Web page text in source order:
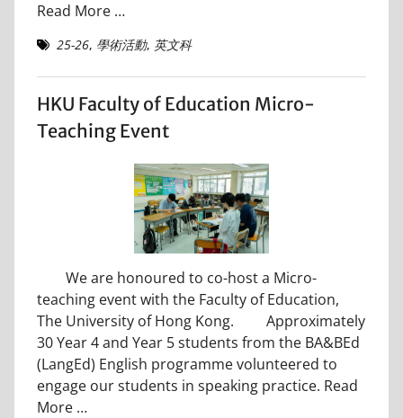
Read More …
25-26, 學術活動, 英文科
HKU Faculty of Education Micro-
Teaching Event
We are honoured to co-host a Micro-
teaching event with the Faculty of Education,
The University of Hong Kong. Approximately
30 Year 4 and Year 5 students from the BA&BEd
(LangEd) English programme volunteered to
engage our students in speaking practice. Read
More …